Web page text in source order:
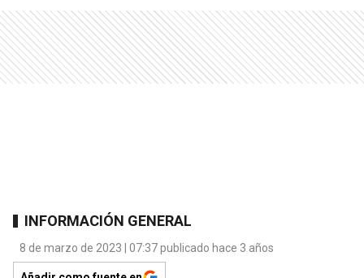
INFORMACIÓN GENERAL
8 de marzo de 2023 | 07:37 publicado hace 3 años